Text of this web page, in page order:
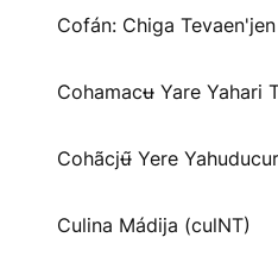
Cofán: Chiga
Cohamacʉ Yare Yahari
Cohãcjʉ̃ Yere
Culina Mádija (culNT)